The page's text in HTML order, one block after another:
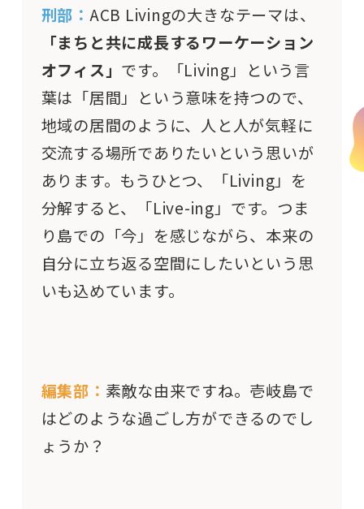
刑部： ACB Livingの大きなテーマは、
「まちと共に成長するワーケーション
オフィス」 です。「Living」という言
葉は「居間」という意味を持つので、
地域の居間のように、人と人が気軽に
交流する場所でありたいという思いが
あります。もうひとつ、「Living」を
分解すると、「Live-ing」です。つま
り島での「今」を感じながら、本来の
自分に立ち返る空間にしたいという思
いも込めています。
編集部： 素敵な由来ですね。壱岐島で
はどのような過ごし方ができるのでし
ょうか？